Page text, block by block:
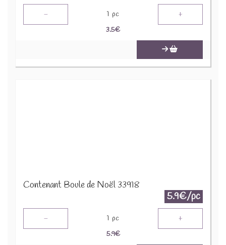
- 1 pc +
3.5€
Contenant Boule de Noël 33918
5.9€/pc
- 1 pc +
5.9€